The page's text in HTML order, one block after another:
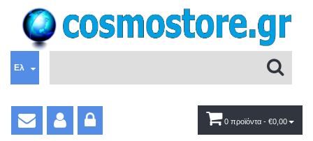
Ελ
0 προϊόντα - €0,00